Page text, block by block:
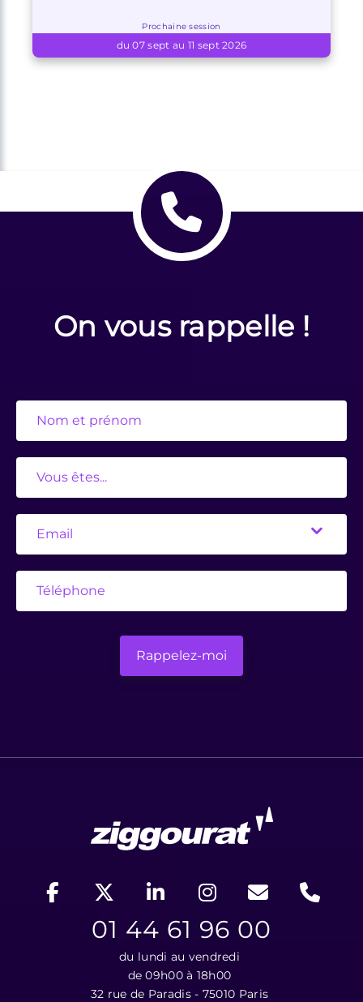
Prochaine session
du 07 sept au 11 sept 2026
On vous rappelle !
01 44 61 96 00
du lundi au vendredi
de 09h00 à 18h00
32 rue de Paradis - 75010 Paris